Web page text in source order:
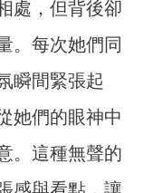
處，但背後卻
。每次她們同
瞬間緊張起
她們的眼神中
。這種無聲的
感與看點，讓